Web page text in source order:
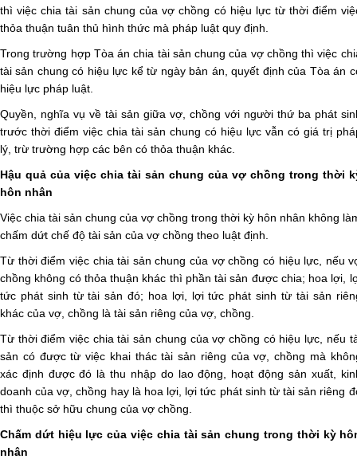
thì việc chia tài sản chung của vợ chồng có hiệu lực từ thời điểm
thỏa thuận tuân thủ hình thức mà pháp luật quy định.
Trong trường hợp Tòa án chia tài sản chung của vợ chồng thì việc
tài sản chung có hiệu lực kể từ ngày bản án, quyết định của Tòa án
hiệu lực pháp luật.
Quyền, nghĩa vụ về tài sản giữa vợ, chồng với người thứ ba phát
trước thời điểm việc chia tài sản chung có hiệu lực vẫn có giá trị
lý, trừ trường hợp các bên có thỏa thuận khác.
Hậu quả của việc chia tài sản chung của vợ chồng trong thời
hôn nhân
Việc chia tài sản chung của vợ chồng trong thời kỳ hôn nhân không
chấm dứt chế độ tài sản của vợ chồng theo luật định.
Từ thời điểm việc chia tài sản chung của vợ chồng có hiệu lực, nếu
chồng không có thỏa thuận khác thì phần tài sản được chia; hoa lợi,
tức phát sinh từ tài sản đó; hoa lợi, lợi tức phát sinh từ tài sản
khác của vợ, chồng là tài sản riêng của vợ, chồng.
Từ thời điểm việc chia tài sản chung của vợ chồng có hiệu lực, nếu
sản có được từ việc khai thác tài sản riêng của vợ, chồng mà
xác định được đó là thu nhập do lao động, hoạt động sản xuất,
doanh của vợ, chồng hay là hoa lợi, lợi tức phát sinh từ tài sản riêng
thì thuộc sở hữu chung của vợ chồng.
Chấm dứt hiệu lực của việc chia tài sản chung trong thời kỳ
nhân